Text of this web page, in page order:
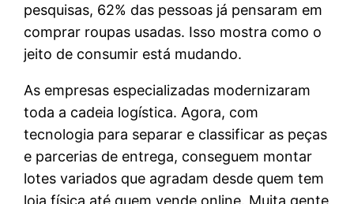
pesquisas, 62% das pessoas já pensaram em
comprar roupas usadas. Isso mostra como o
jeito de consumir está mudando.
As empresas especializadas modernizaram
toda a cadeia logística. Agora, com
tecnologia para separar e classificar as peças
e parcerias de entrega, conseguem montar
lotes variados que agradam desde quem tem
loja física até quem vende online. Muita gente